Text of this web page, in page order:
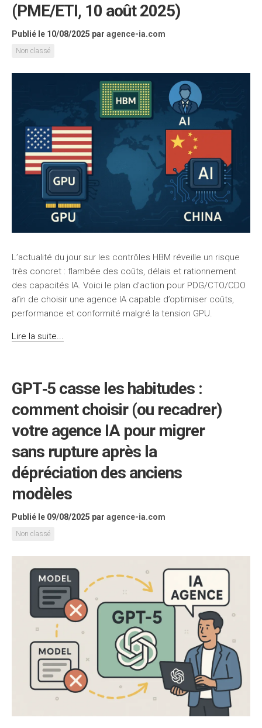
(PME/ETI, 10 août 2025)
Publié le 10/08/2025 par agence-ia.com
Non classé
L’actualité du jour sur les contrôles HBM réveille un risque
très concret : flambée des coûts, délais et rationnement
des capacités IA. Voici le plan d’action pour PDG/CTO/CDO
afin de choisir une agence IA capable d’optimiser coûts,
performance et conformité malgré la tension GPU.
Lire la suite...
GPT‑5 casse les habitudes :
comment choisir (ou recadrer)
votre agence IA pour migrer
sans rupture après la
dépréciation des anciens
modèles
Publié le 09/08/2025 par agence-ia.com
Non classé